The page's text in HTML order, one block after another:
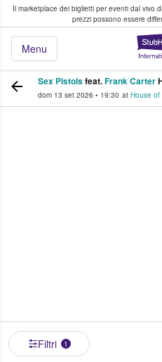
Il marketplace dei biglietti per eventi dal vivo
prezzi possono essere
Menu
fan comprano e
Sex Pistolsfeat.Frank Carter
dom 13 set 2026 • 19:30 at House of
Filtri 1